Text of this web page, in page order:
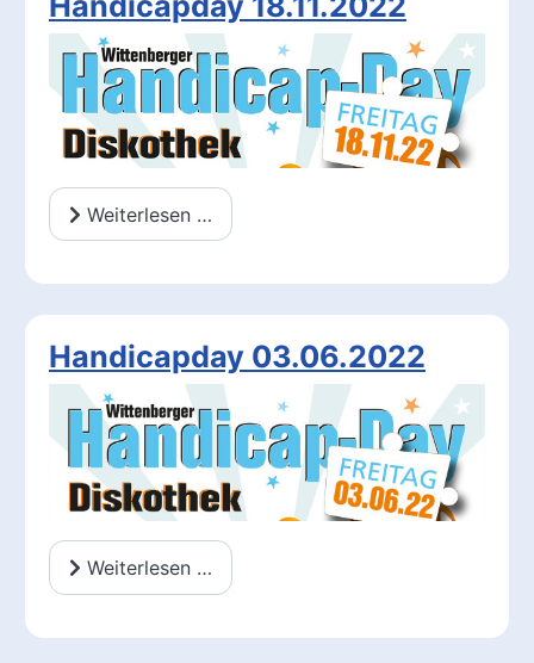
Weiterlesen …
Handicapday 03.06.2022
Weiterlesen …